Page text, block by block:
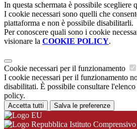
In questa schermata è possibile scegliere
I cookie necessari sono quelli che
piattaforma e non è possibile disabilitarli.
Per conoscere quali sono i cookie
visionare la COOKIE POLICY.
Cookie necessari per il funzionamento
I cookie necessari per il funzionamento
disabilitati. È possibile consultare
policy.
Accetta tutti Salva le preferenze
Istituto